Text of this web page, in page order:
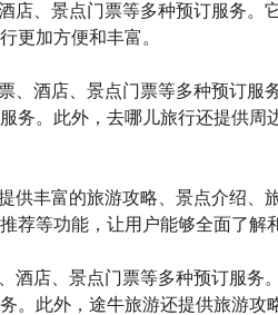
店、景点门票等多种预订服务。
更加方便和丰富。
、酒店、景点门票等多种预订服
务。此外，去哪儿旅行还提供周
供丰富的旅游攻略、景点介绍、
等功能，让用户能够全面了解
酒店、景点门票等多种预订服务
。此外，途牛旅游还提供旅游攻